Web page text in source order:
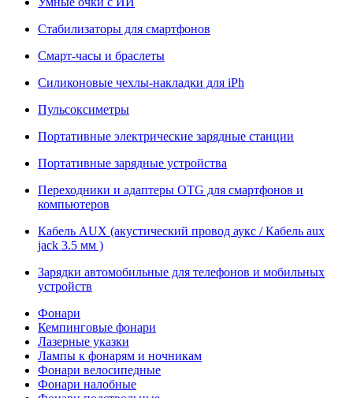
Стабилизаторы для смартфонов
Смарт-часы и браслеты
Силиконовые чехлы-накладки для iPh
Пульсоксиметры
Портативные электрические зарядные станции
Портативные зарядные устройства
Переходники и адаптеры OTG для смартфонов и
компьютеров
Кабель AUX (акустический провод аукс / Кабель aux
jack 3.5 мм )
Зарядки автомобильные для телефонов и мобильных
устройств
Фонари
Кемпинговые фонари
Лазерные указки
Лампы к фонарям и ночникам
Фонари велосипедные
Фонари налобные